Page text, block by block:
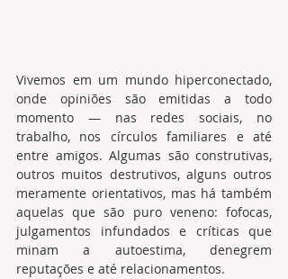
Vivemos em um mundo hiperconectado,
onde opiniões são emitidas a todo
momento — nas redes sociais, no
trabalho, nos círculos familiares e até
entre amigos. Algumas são construtivas,
outros muitos destrutivos, alguns outros
meramente orientativos, mas há também
aquelas que são puro veneno: fofocas,
julgamentos infundados e críticas que
minam a autoestima, denegrem
reputações e até relacionamentos.